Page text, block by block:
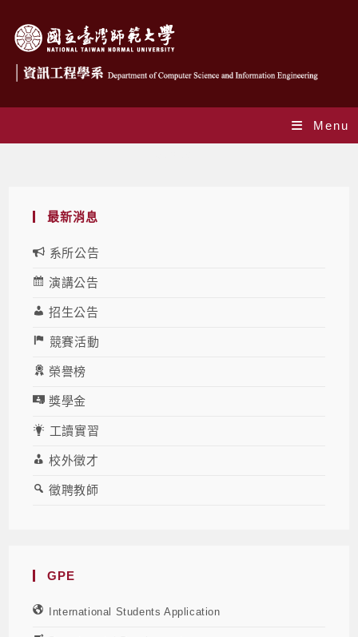
Menu
最新消息
系所公告
演講公告
招生公告
競賽活動
榮譽榜
獎學金
工讀實習
校外徵才
徵聘教師
GPE
International Students Application